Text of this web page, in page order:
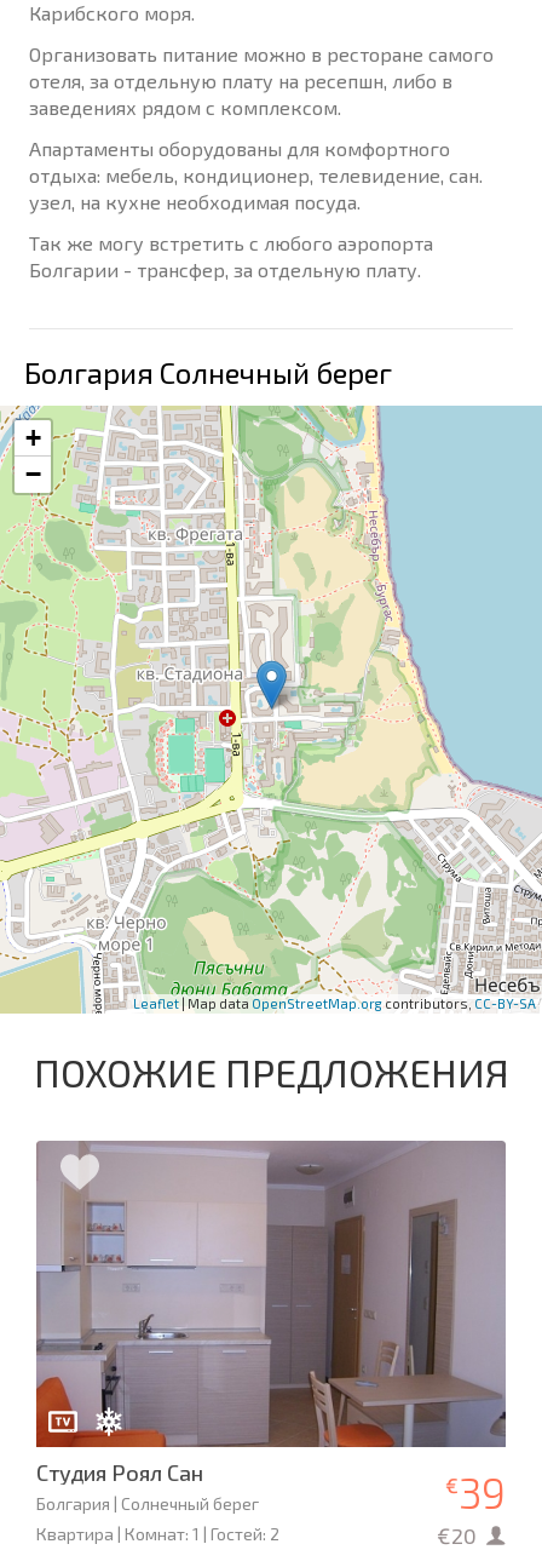
Карибского моря.
Организовать питание можно в ресторане самого
отеля, за отдельную плату на ресепшн, либо в
заведениях рядом с комплексом.
Апартаменты оборудованы для комфортного
отдыха: мебель, кондиционер, телевидение, сан.
узел, на кухне необходимая посуда.
Так же могу встретить с любого аэропорта
Болгарии - трансфер, за отдельную плату.
Болгария Солнечный берег
+
−
Leaflet | Map data OpenStreetMap.orgcontributors, CC-BY-SA
ПОХОЖИЕ ПРЕДЛОЖЕНИЯ
Студия Роял Сан
Болгария | Солнечный берег
Квартира | Комнат: 1 | Гостей: 2
€39
€20